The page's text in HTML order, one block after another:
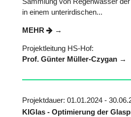
in einem unterirdischen...
MEHR
Projektleitung HS-Hof:
Prof. Günter Müller-Czygan
Projektdauer: 01.01.2024 -
KIGlas - Optimierung der